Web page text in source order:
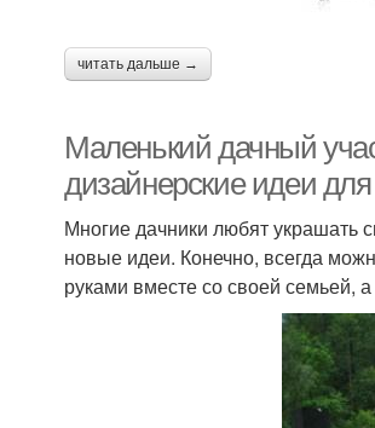
читать дальше →
Маленький дачный
дизайнерские идеи
Многие дачники любят украшать
новые идеи. Конечно, всегда
руками вместе со своей семьей,